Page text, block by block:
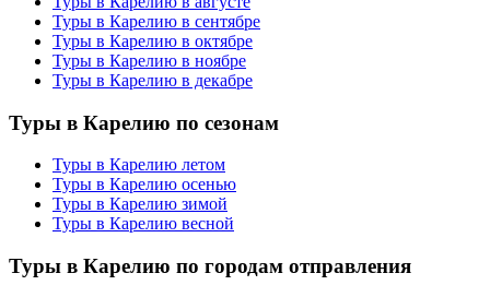
Туры в Карелию в сентябре
Туры в Карелию в октябре
Туры в Карелию в ноябре
Туры в Карелию в декабре
Туры в Карелию по сезонам
Туры в Карелию летом
Туры в Карелию осенью
Туры в Карелию зимой
Туры в Карелию весной
Туры в Карелию по городам отправления